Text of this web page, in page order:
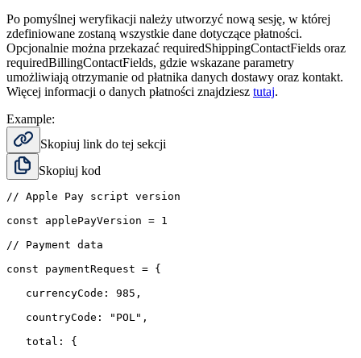
Po pomyślnej weryfikacji należy utworzyć nową sesję, w której
zdefiniowane zostaną wszystkie dane dotyczące płatności.
Opcjonalnie można przekazać requiredShippingContactFields oraz
requiredBillingContactFields, gdzie wskazane parametry
umożliwiają otrzymanie od płatnika danych dostawy oraz kontakt.
Więcej informacji o danych płatności znajdziesz tutaj.
Example:
Skopiuj link do tej sekcji
Skopiuj kod
// Apple Pay script version
const applePayVersion = 1
// Payment data
const paymentRequest = {
   currencyCode: 985,
   countryCode: "POL",
   total: {